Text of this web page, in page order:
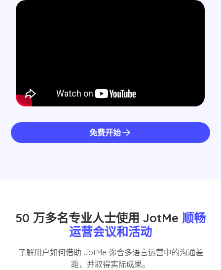
免费开始
50 万多名专业人士使用 JotMe 顺畅
运营会议和活动
了解用户如何借助 JotMe 弥合多语言运营中的沟通差
距，并取得实际成果。